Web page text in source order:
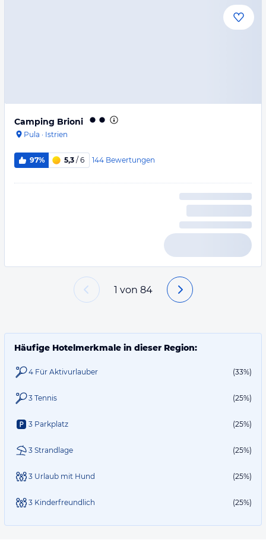
Camping Brioni
Pula · Istrien
97% 5,3 / 6 144 Bewertungen
1 von 84
Häufige Hotelmerkmale in dieser Region:
4 Für Aktivurlauber (33%)
3 Tennis (25%)
3 Parkplatz (25%)
3 Strandlage (25%)
3 Urlaub mit Hund (25%)
3 Kinderfreundlich (25%)